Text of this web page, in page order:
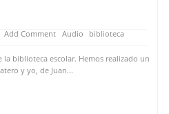
Add Comment Audio biblioteca
biblioteca escolar. Hemos realizado un
y yo, de Juan...